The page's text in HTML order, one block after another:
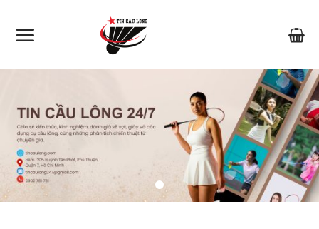
content